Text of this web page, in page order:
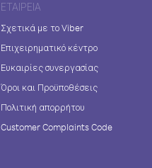
ΕΤΑΙΡΕΊΑ
Σχετικά με το Viber
Επιχειρηματικό κέντρο
Ευκαιρίες συνεργασίας
Όροι και Προϋποθέσεις
Πολιτική απορρήτου
Customer Complaints Code